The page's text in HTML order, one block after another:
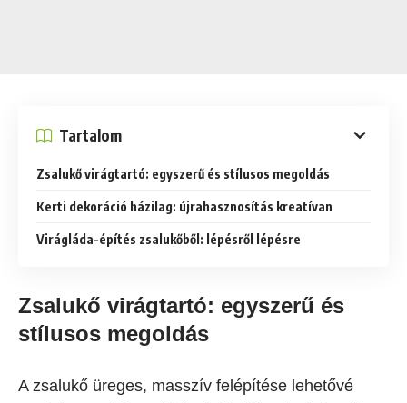
Tartalom
Zsalukő virágtartó: egyszerű és stílusos megoldás
Kerti dekoráció házilag: újrahasznosítás kreatívan
Virágláda-építés zsalukőből: lépésről lépésre
Zsalukő virágtartó: egyszerű és
stílusos megoldás
A zsalukő üreges, masszív felépítése lehetővé